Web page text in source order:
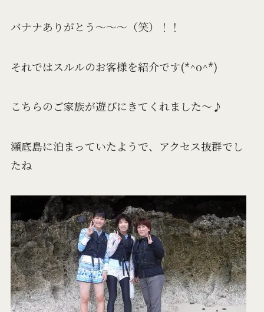
バナナありがとう～～～（笑）！！
それではスルルのお客様を紹介です(*^o^*)
こちらのご家族が遊びにきてくれました～♪
瀬底島に泊まっていたようで、アクセス抜群でし
たね